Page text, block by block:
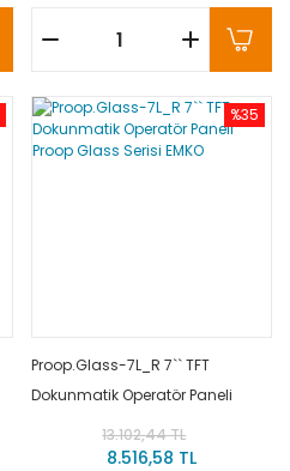
%35
Proop.Glass-7L_R 7`` TFT
Dokunmatik Operatör Paneli
Proop Glass Serisi EMKO
13.102,44 TL
8.516,58 TL